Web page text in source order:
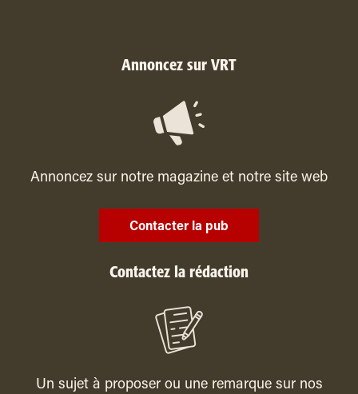
Annoncez sur VRT
Annoncez sur notre magazine et notre site web
Contacter la pub
Contactez la rédaction
Un sujet à proposer ou une remarque sur nos